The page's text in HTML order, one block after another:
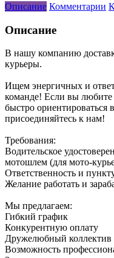
Описание Комментарии
Описание
В нашу компанию
курьеры.
Ищем энергичных и
команде! Если вы
быстро ориентироваться
присоединяйтесь к нам!
Требования:
Водительское
мотошлем (для мото-
Ответственность и
Желание работать и
Мы предлагаем:
Гибкий график
Конкурентную оплату
Дружелюбный коллектив
Возможность